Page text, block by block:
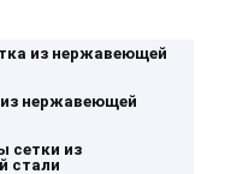
из нержавеющей
нержавеющей
сетки из
стали